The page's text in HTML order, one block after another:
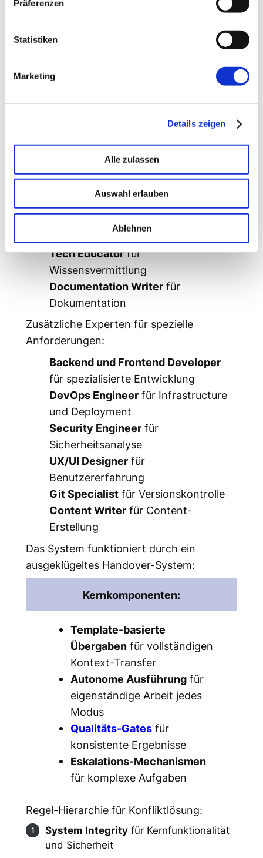
Präferenzen
Statistiken
Marketing
Details zeigen
Alle zulassen
Auswahl erlauben
Ablehnen
Das Herzstück des Systems bildet ein 8-
köpfiges Standard-Team, das 90,0% aller
Entwicklungsszenarien abdeckt:
für Projektkoordination
Technical Architectfür
End-Entwicklung
Code Reviewerfür
Qualitätssicherung
QA Engineerfür Testing und
Tech Educatorfür
Wissensvermittlung
Documentation Writerfür
Dokumentation
Zusätzliche Experten für spezielle
Anforderungen:
Backend und Frontend Developer
für spezialisierte Entwicklung
DevOps Engineerfür Infrastructure
und Deployment
Security Engineerfür
Sicherheitsanalyse
UX/UI Designerfür
Benutzererfahrung
Git Specialistfür Versionskontrolle
Content Writerfür Content-
Erstellung
Das System funktioniert durch ein
ausgeklügeltes Handover-System:
Kernkomponenten:
Template-basierte
Übergabenfür vollständigen
Kontext-Transfer
Autonome Ausführungfür
eigenständige Arbeit jedes
Modus
Qualitäts-Gatesfür
konsistente Ergebnisse
Eskalations-Mechanismen
für komplexe Aufgaben
Regel-Hierarchie für Konfliktlösung:
System Integrity für Kernfunktionalität
und Sicherheit